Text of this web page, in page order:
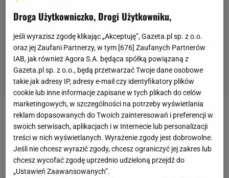
TRIATHLON
Barilla - nakarmić człowieka z żelaza
BARILLA MAKARON TRIATHLON
WĘGLOWODANY
ZAPOTRZEBOWANIE ENERGETYCZNE
Droga Użytkowniczko, Drogi Użytkowniku,
jeśli wyrazisz zgodę klikając „Akceptuję”, Gazeta.pl sp. z o.o.
oraz jej Zaufani Partnerzy, w tym [ 676 ] Zaufanych Partnerów
IAB, jak również Agora S.A. będąca spółką powiązaną z
Gazeta.pl sp. z o.o., będą przetwarzać Twoje dane osobowe
takie jak adresy IP, adresy e-mail czy identyfikatory plików
cookie lub inne informacje zapisane w tych plikach do celów
marketingowych, w szczególności na potrzeby wyświetlania
reklam dopasowanych do Twoich zainteresowań i preferencji w
swoich serwisach, aplikacjach i w Internecie lub personalizacji
treści w nich wyświetlanych. Wyrażenie zgody jest dobrowolne.
Jeśli nie chcesz wyrazić zgody, chcesz ograniczyć jej zakres lub
chcesz wycofać zgodę uprzednio udzieloną przejdź do
„Ustawień Zaawansowanych”.